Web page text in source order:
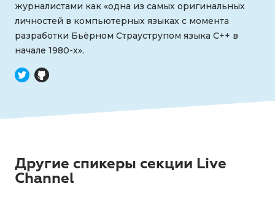
журналистами как «одна из самых оригинальных
личностей в компьютерных языках с момента
разработки Бьёрном Страуструпом языка C++ в
начале 1980-х».
Другие спикеры секции Live
Channel